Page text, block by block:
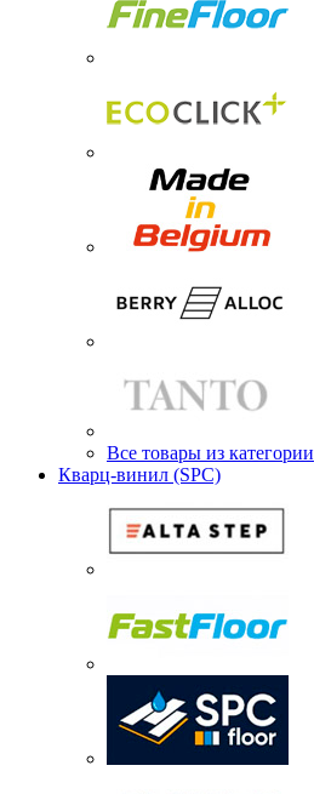
Все товары из категории
Кварц-винил (SPC)